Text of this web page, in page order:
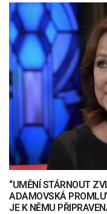
“UMĚNÍ STÁRNOUT
ADAMOVSKÁ
JE K NĚMU